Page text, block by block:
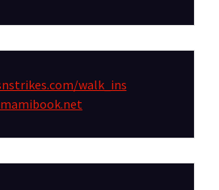
walk_ins